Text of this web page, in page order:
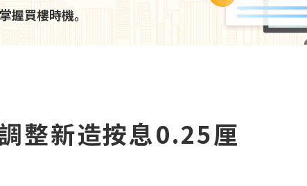
握買樓時機。
整新造按息0.25厘